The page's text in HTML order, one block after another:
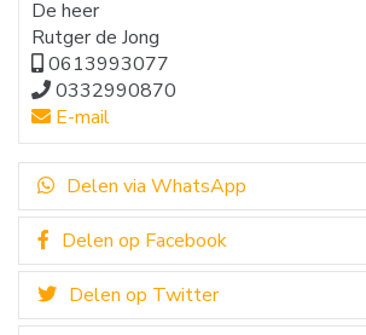
De heer
Rutger de Jong
0613993077
0332990870
E-mail
Delen via WhatsApp
Delen op Facebook
Delen op Twitter